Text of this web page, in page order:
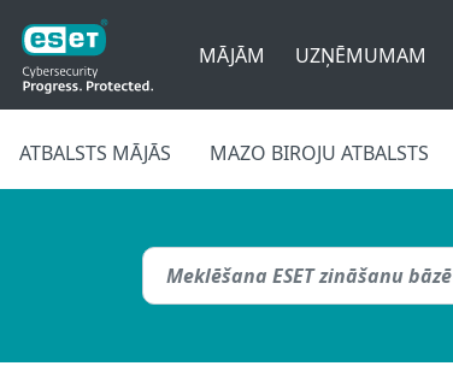
MĀJĀM UZŅĒMUMAM
ATBALSTS MĀJĀS MAZO BIROJU ATBALSTS